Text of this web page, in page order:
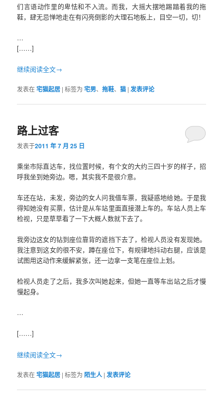
们言语动作里的卑怯和不入流。而我，大摇大摆地踢踏着我的拖
鞋，肆无忌惮地走在有闪亮倒影的大理石地板上，目空一切，切！
…
[……]
继续阅读全文→
发表在宅猫起居 |标签为 宅男、拖鞋、猫 |发表评论
路上过客
发表于2011 年 7 月 25 日
乘坐市际直达车，找位置时候，有个女的大约三四十岁的样子，招
呼我坐到她旁边。嗯，其实我不是很介意。
车还在站，未发，旁边的女人问我借车票，我疑惑地给她。于是我
得知她没有买票，估计是从车站里面直接潜上车的。车站人员上车
检视，只是草草看了一下大概人数就下去了。
我旁边这女的钻到座位靠背的遮挡下去了，检视人员没有发现她。
我注意到这女的很不安，蹲在座位下，有规律地抖动右腿，应该是
试图用这动作来缓解紧张，还一边拿一支笔在座位上划。
检视人员走了之后，我多次叫她起来，但她一直等车出站之后才慢
慢起身。
…
[……]
继续阅读全文→
发表在宅猫起居 |标签为 陌生人 |发表评论